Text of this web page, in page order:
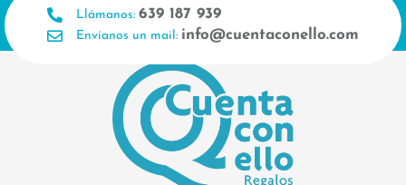
Ir
al
contenido
Llámanos: 639 187 939
Envíanos un mail: info@cuentaconello.com